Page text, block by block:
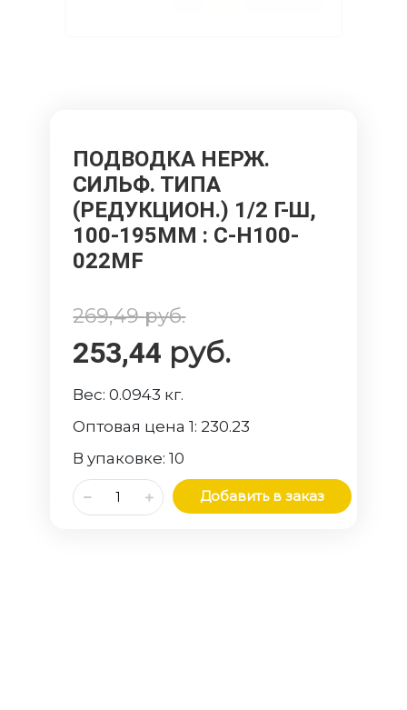
ПОДВОДКА НЕРЖ.
СИЛЬФ. ТИПА
(РЕДУКЦИОН.) 1/2 Г-Ш,
100-195ММ : C-H100-
022MF
269,49руб.
253,44 руб.
Вес:0.0943 кг.
Оптовая цена 1: 230.23
В упаковке:10
Добавить в заказ